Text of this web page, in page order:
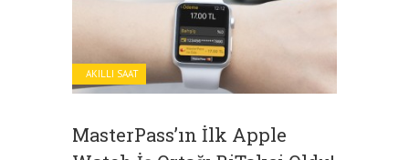
AKILLI SAAT
MasterPass’ın İlk Apple